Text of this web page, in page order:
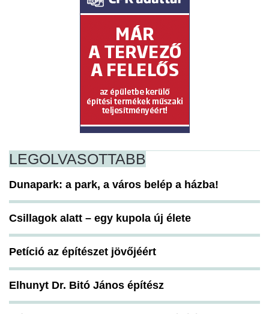
LEGOLVASOTTABB
Dunapark: a park, a város belép a házba!
Csillagok alatt – egy kupola új élete
Petíció az építészet jövőjéért
Elhunyt Dr. Bitó János építész